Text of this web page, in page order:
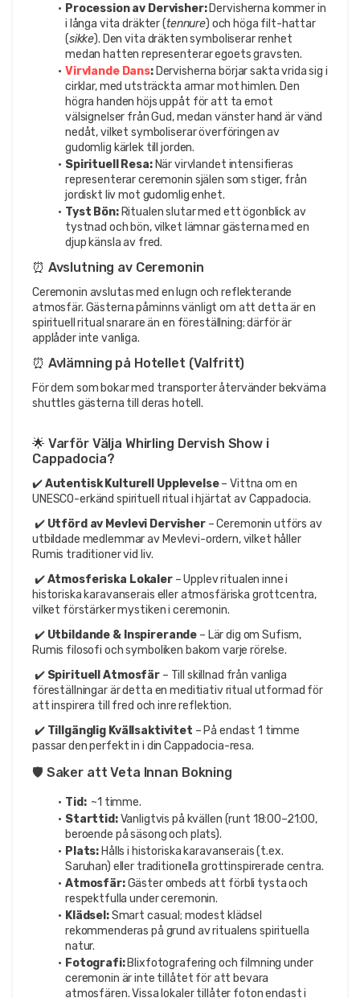
Procession av Dervisher: Dervisherna kommer in
i långa vita dräkter (tennure) och höga filt-hattar
(sikke). Den vita dräkten symboliserar renhet
medan hatten representerar egoets gravsten.
Virvlande Dans: Dervisherna börjar sakta vrida sig i
cirklar, med utsträckta armar mot himlen. Den
högra handen höjs uppåt för att ta emot
välsignelser från Gud, medan vänster hand är vänd
nedåt, vilket symboliserar överföringen av
gudomlig kärlek till jorden.
Spirituell Resa: När virvlandet intensifieras
representerar ceremonin själen som stiger, från
jordiskt liv mot gudomlig enhet.
Tyst Bön: Ritualen slutar med ett ögonblick av
tystnad och bön, vilket lämnar gästerna med en
djup känsla av fred.
⏰ Avslutning av Ceremonin
Ceremonin avslutas med en lugn och reflekterande
atmosfär. Gästerna påminns vänligt om att detta är en
spirituell ritual snarare än en föreställning; därför är
applåder inte vanliga.
⏰ Avlämning på Hotellet (Valfritt)
För dem som bokar med transporter återvänder bekväma
shuttles gästerna till deras hotell.
🌟 Varför Välja Whirling Dervish Show i
Cappadocia?
✔️ Autentisk Kulturell Upplevelse – Vittna om en
UNESCO-erkänd spirituell ritual i hjärtat av Cappadocia.
✔️ Utförd av Mevlevi Dervisher – Ceremonin utförs av
utbildade medlemmar av Mevlevi-ordern, vilket håller
Rumis traditioner vid liv.
✔️ Atmosferiska Lokaler – Upplev ritualen inne i
historiska karavanserais eller atmosfäriska grottcentra,
vilket förstärker mystiken i ceremonin.
✔️ Utbildande & Inspirerande – Lär dig om Sufism,
Rumis filosofi och symboliken bakom varje rörelse.
✔️ Spirituell Atmosfär – Till skillnad från vanliga
föreställningar är detta en meditiativ ritual utformad för
att inspirera till fred och inre reflektion.
✔️ Tillgänglig Kvällsaktivitet – På endast 1 timme
passar den perfekt in i din Cappadocia-resa.
🛡️ Saker att Veta Innan Bokning
Tid: ~1 timme.
Starttid: Vanligtvis på kvällen (runt 18:00–21:00,
beroende på säsong och plats).
Plats: Hålls i historiska karavanserais (t.ex.
Saruhan) eller traditionella grottinspirerade centra.
Atmosfär: Gäster ombeds att förbli tysta och
respektfulla under ceremonin.
Klädsel: Smart casual; modest klädsel
rekommenderas på grund av ritualens spirituella
natur.
Fotografi: Blixfotografering och filmning under
ceremonin är inte tillåtet för att bevara
atmosfären. Vissa lokaler tillåter foton endast i